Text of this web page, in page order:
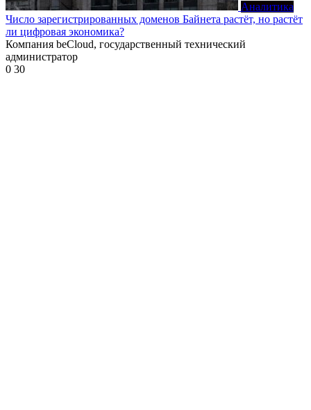
Аналитика
Число зарегистрированных доменов Байнета растёт, но растёт
ли цифровая экономика?
Компания beCloud, государственный технический
администратор
0 30